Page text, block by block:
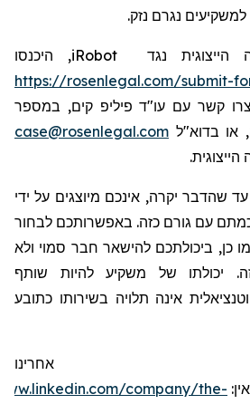
נגרם נזק.
הייצוגית נגד iRobot, היכנסו
https://rosenlegal.com/submit-
קשר עם עו"ד פיליפ קים, במספר
case@rosenlegal.com
שהדבר יקרה, אינכם מיוצגים על ידי
עם גורם כזה. באפשרותכם לבחור
כן, ביכולתכם להישאר חבר סמוי ולא
יכולתו של משקיע להיות שותף
אינה תלויה בשירותו כתובע
אחרינו
:
company/the-